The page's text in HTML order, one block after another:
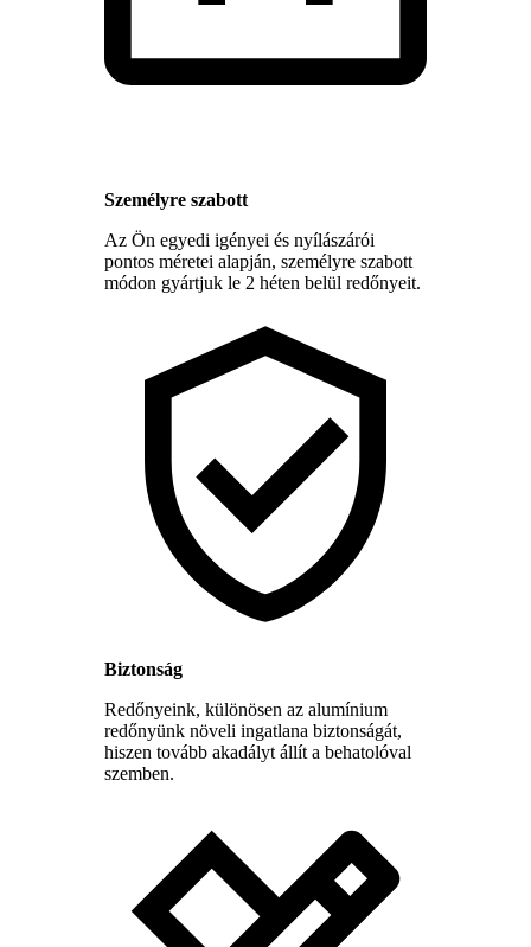
Személyre szabott
Az Ön egyedi igényei és nyílászárói
pontos méretei alapján, személyre szabott
módon gyártjuk le 2 héten belül redőnyeit.
Biztonság
Redőnyeink, különösen az alumínium
redőnyünk növeli ingatlana biztonságát,
hiszen tovább akadályt állít a behatolóval
szemben.